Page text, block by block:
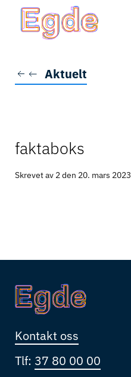
Skip to main content
Aktuelt
faktaboks
Skrevet av 2 den 20. mars 2023
Kontakt oss
Tlf: 37 80 00 00